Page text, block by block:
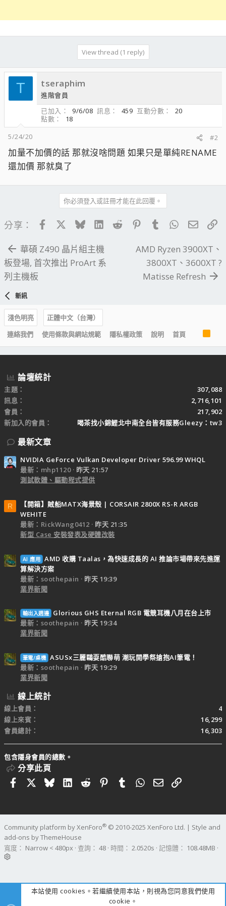
View thread (1 reply)
T tseraphim
進階會員
已加入
9/6/08 訊息 459 互動分數
20
點數
18
5/24/20
#2
加量不加價的話 那就沒啥問題 如果只是單純RENAME
還加價 那就臭了
你必須登入或註冊才能在此回覆。
分享： FacebookBlueskyLinkedIn
Reddit PinterestTumblrWhatsApp
電子
華碩 Z490 晶片組主機
板登場, 首次推出 ProArt 系
列主機板
AMD Ryzen 3900XT、
3800XT、3600XT ?
Matisse Refresh
新訊
淺色明亮
正體中文（台灣）
連絡我們
使用條款與網站規範 隱私權政策 說明 首頁
R
S
S
論壇統計
主題
307,088
訊息
2,716,101
會員
217,902
新加入的會員
喝茶找小錦鯉北中南全台皆有服務Gleezy：tw3
最新文章
NVIDIA GeForce Vulkan Developer Driver 596.99 WHQL
最新：mhp1120
昨天 21:57
測試軟體、驅動程式提供
R
【開箱】賊船MATX海景殼 | CORSAIR 2800X RS-R ARGB
WEHITE
最新：RickWang0412
昨天 21:35
新型 Case 安裝發表及硬體改裝
AI 應用 AMD 收購 Taalas，為快速成長的 AI 推論市場帶來先進運
算解決方案
最新：soothepain
昨天 19:39
業界新聞
輸出入週邊
Glorious GHS Eternal RGB 電競耳機八月在台上市
最新：soothepain
昨天 19:34
業界新聞
筆電/桌機 ASUSx三麗鷗耍酷聯萌 潮玩開學祭搶抱AI筆電！
最新：soothepain
昨天 19:29
業界新聞
線上統計
線上會員
4
線上來賓
16,299
會員總計
16,303
包含隱身會員的總數。
分享此頁
FacebookBlueskyLinkedIn
RedditPinterestTumblrWhatsApp
電子郵件
連結
Community platform by XenForo® © 2010-2025 XenForo Ltd. | Style and
add-ons by ThemeHouse
寬度
查詢 48 時間 2.0520s 記憶體 108.48MB
本站使用 cookies。若繼續使用本站，則視為您同意我們使用
cookie。